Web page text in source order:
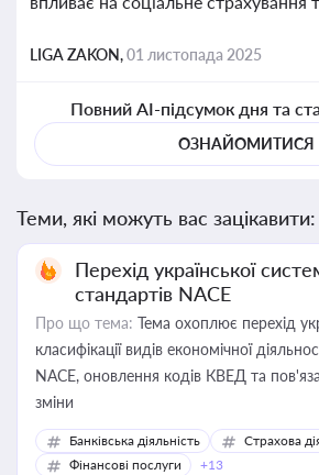
LIGA ZAKON,01 листопада 2025
Повний AI-підсумок дня та
ОЗНАЙОМИТИСЯ
Теми, які можуть вас зацікавити:
Перехід української
стандартів NACE
Про що тема: Тема охоплює перехід
класифікації видів економічної
NACE, оновлення кодів КВЕД та
зміни
Банківська діяльність
Страхова
Фінансові послуги
+13